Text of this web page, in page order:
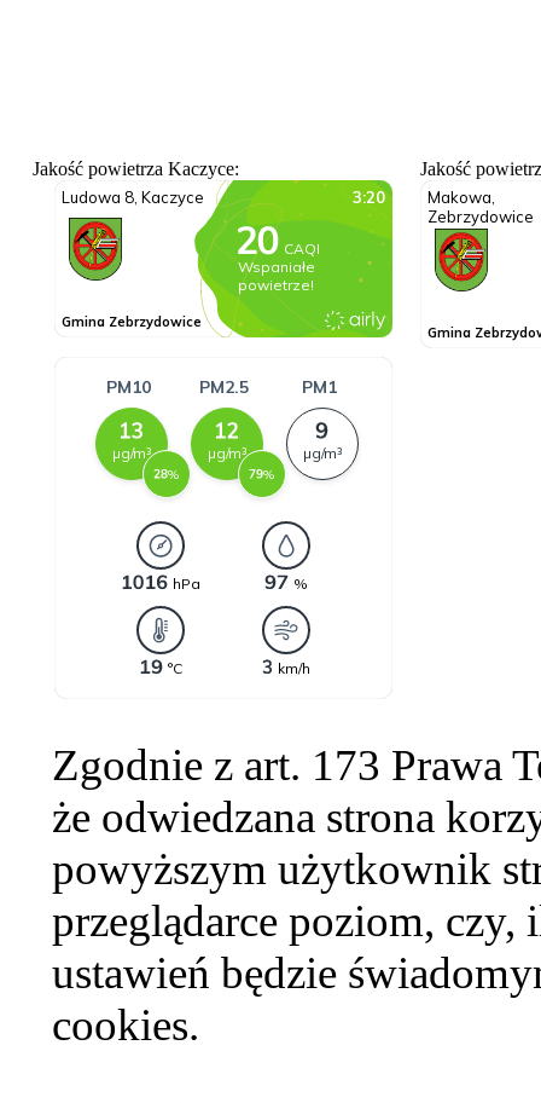
Jakość powietrza Kaczyce: Jakość
Zgodnie z art. 173 Prawa
że odwiedzana strona
powyższym użytkownik
przeglądarce poziom,
ustawień będzie
cookies.